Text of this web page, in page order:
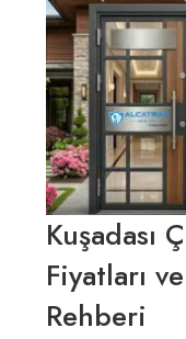
Kuşadası
Fiyatları
Rehberi